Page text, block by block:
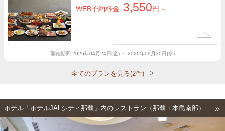
WEB予約料金 3,550円～
開催期間 2026年04月24日(金) ～ 2026年09月30日(水)
全てのプランを見る(2件)
ホテル「ホテルJALシティ那覇」内のレストラン（那覇・本島南部）